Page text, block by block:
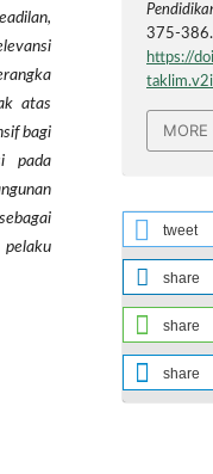
atas
bagi
pada
pelaku
375-386.
https://
MORE
tweet
share
share
share